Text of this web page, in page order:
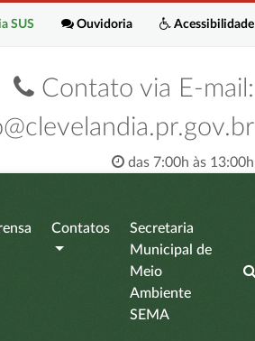
Acessibilidade
Ouvidoria
SUS
Contato via E-mail:
das 7:00h às 13:00h
Contatos
Secretaria
Municipal de
Meio
Ambiente
SEMA